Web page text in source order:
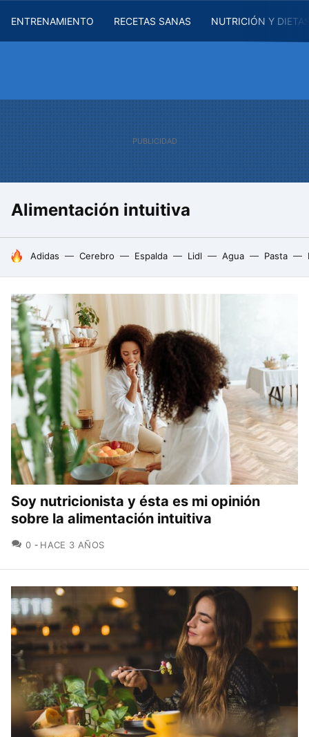
ENTRENAMIENTO RECETAS SANAS NUTRICIÓN Y
Alimentación intuitiva
HOY SE HABLA DE
Adidas Cerebro Espalda Lidl Agua Pasta
Soy nutricionista y ésta es mi opinión
sobre la alimentación intuitiva
0 COMENTARIOS
HACE 3 AÑOS